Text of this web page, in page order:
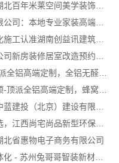
宜昌专业装修公司口碑，湖北百年米莱空间美学装饰材料有限公司
嘉兴绿色之家建材科技有限公司：本地专业家装高端服务
雨花区专业房屋翻新透明化施工认准湖南创益讯建筑有限公司
新型家居材料环保优势-顶派全铝高端定制，全铝无醛即装即住
本地全屋定制简欧套餐精选，江西尚宅尚品新型环保材料有限公司
省惠物电子商务有限公司
苏州装饰婚房设计施工一体化 - 苏州兔哥哥智装新材料有限公司